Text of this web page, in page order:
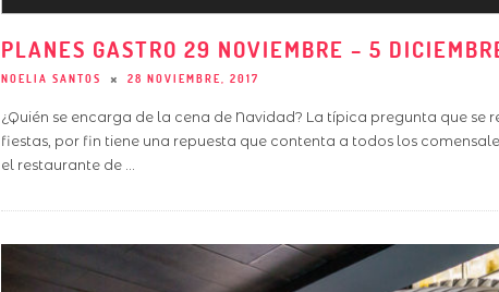
PLANES GASTRO 29 NOVIEMBRE – 5
NOELIA SANTOS 28 NOVIEMBRE, 2017
¿Quién se encarga de la cena de Navidad? La típica pregunta que
fiestas, por fin tiene una repuesta que contenta a todos los
el restaurante de ...